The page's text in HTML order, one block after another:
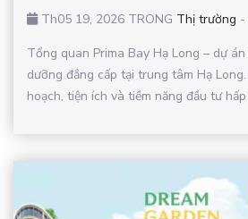
Th05 19, 2026 TRONG Thị trường -
Tổng quan Prima Bay Hạ Long – dự
dưỡng đẳng cấp tại trung tâm Hạ
hoạch, tiện ích và tiềm năng đầu tư hấp